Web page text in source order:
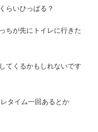
いひっぱる？
が先にトイレに行きた
くるかもしれないです
タイム一回あるとか